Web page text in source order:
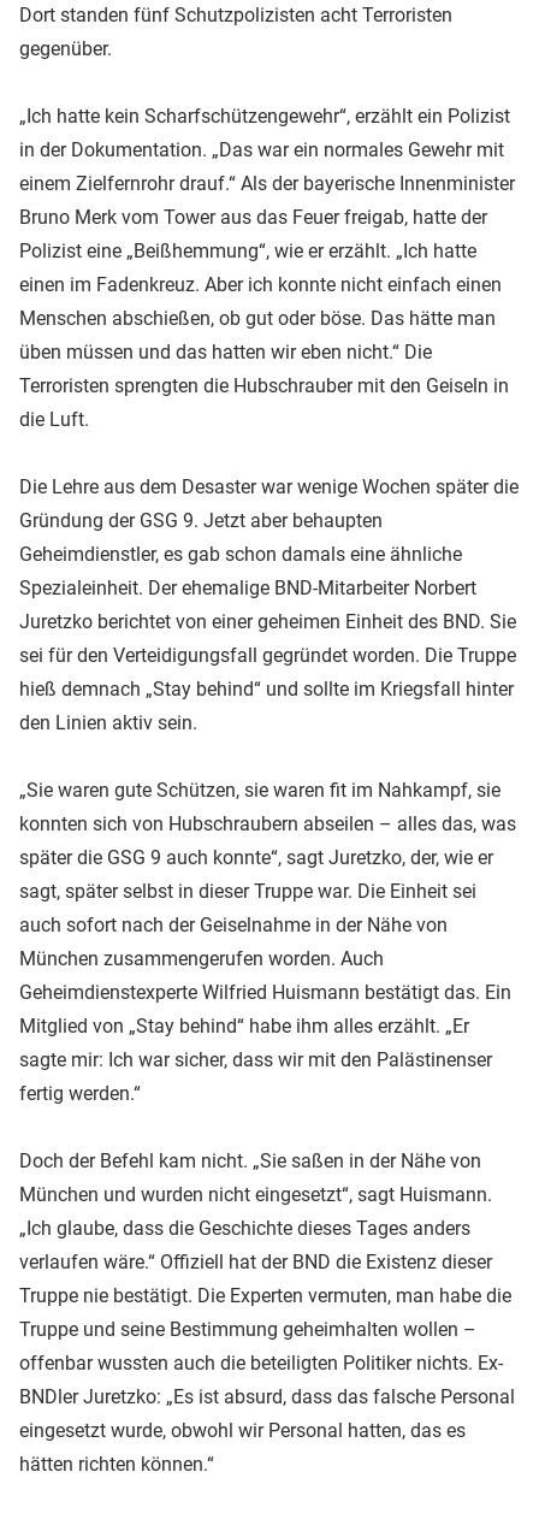
Dort standen fünf Schutzpolizisten acht Terroristen
gegenüber.
„Ich hatte kein Scharfschützengewehr“, erzählt ein Polizist
in der Dokumentation. „Das war ein normales Gewehr mit
einem Zielfernrohr drauf.“ Als der bayerische Innenminister
Bruno Merk vom Tower aus das Feuer freigab, hatte der
Polizist eine „Beißhemmung“, wie er erzählt. „Ich hatte
einen im Fadenkreuz. Aber ich konnte nicht einfach einen
Menschen abschießen, ob gut oder böse. Das hätte man
üben müssen und das hatten wir eben nicht.“ Die
Terroristen sprengten die Hubschrauber mit den Geiseln in
die Luft.
Die Lehre aus dem Desaster war wenige Wochen später die
Gründung der GSG 9. Jetzt aber behaupten
Geheimdienstler, es gab schon damals eine ähnliche
Spezialeinheit. Der ehemalige BND-Mitarbeiter Norbert
Juretzko berichtet von einer geheimen Einheit des BND. Sie
sei für den Verteidigungsfall gegründet worden. Die Truppe
hieß demnach „Stay behind“ und sollte im Kriegsfall hinter
den Linien aktiv sein.
„Sie waren gute Schützen, sie waren fit im Nahkampf, sie
konnten sich von Hubschraubern abseilen – alles das, was
später die GSG 9 auch konnte“, sagt Juretzko, der, wie er
sagt, später selbst in dieser Truppe war. Die Einheit sei
auch sofort nach der Geiselnahme in der Nähe von
München zusammengerufen worden. Auch
Geheimdienstexperte Wilfried Huismann bestätigt das. Ein
Mitglied von „Stay behind“ habe ihm alles erzählt. „Er
sagte mir: Ich war sicher, dass wir mit den Palästinenser
fertig werden.“
Doch der Befehl kam nicht. „Sie saßen in der Nähe von
München und wurden nicht eingesetzt“, sagt Huismann.
„Ich glaube, dass die Geschichte dieses Tages anders
verlaufen wäre.“ Offiziell hat der BND die Existenz dieser
Truppe nie bestätigt. Die Experten vermuten, man habe die
Truppe und seine Bestimmung geheimhalten wollen –
offenbar wussten auch die beteiligten Politiker nichts. Ex-
BNDler Juretzko: „Es ist absurd, dass das falsche Personal
eingesetzt wurde, obwohl wir Personal hatten, das es
hätten richten können.“